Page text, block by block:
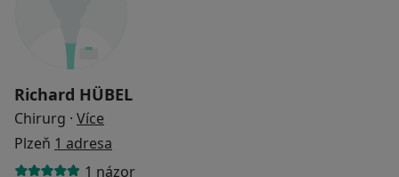
Richard HÜBEL
Chirurg · Více
Plzeň 1 adresa
1 názor